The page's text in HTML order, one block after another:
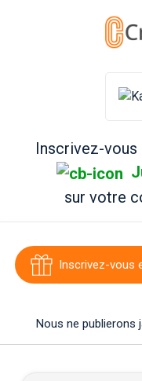
Inscrivez-
sur votre
Inscrivez-vous
Nous ne publierons